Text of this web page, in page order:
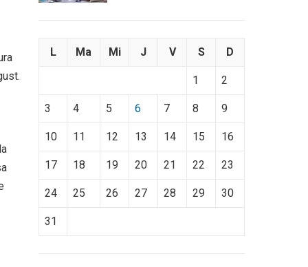
L Ma Mi J V S D
1 2
3 4 5 6 7 8 9
10 11 12 13 14 15 16
17 18 19 20 21 22 23
24 25 26 27 28 29 30
31